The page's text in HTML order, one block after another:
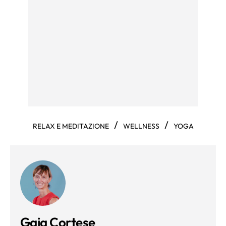
RELAX E MEDITAZIONE / WELLNESS / YOGA
Gaia Cortese